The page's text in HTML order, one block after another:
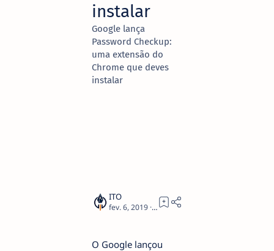
instalar
Google lança
Password Checkup:
uma extensão do
Chrome que deves
instalar
2
O Google lançou